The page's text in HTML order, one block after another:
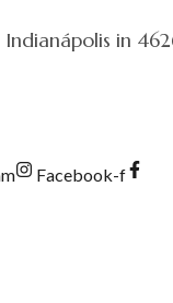
in
Facebook-f